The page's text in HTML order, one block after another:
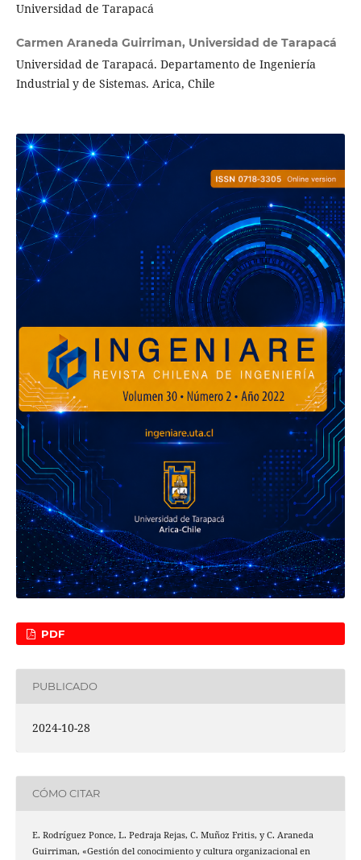
Universidad de Tarapacá
Carmen Araneda Guirriman, Universidad de Tarapacá
Universidad de Tarapacá. Departamento de Ingeniería
Industrial y de Sistemas. Arica, Chile
PDF
PUBLICADO
2024-10-28
CÓMO CITAR
E. Rodríguez Ponce, L. Pedraja Rejas, C. Muñoz Fritis, y C. Araneda
Guirriman, «Gestión del conocimiento y cultura organizacional en